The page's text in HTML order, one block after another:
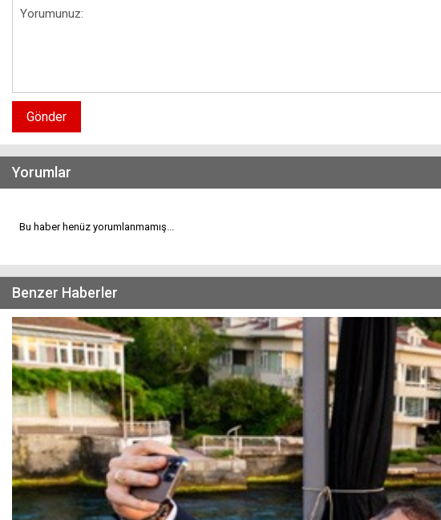
Gönder
Yorumlar
Bu haber henüz yorumlanmamış...
Benzer Haberler